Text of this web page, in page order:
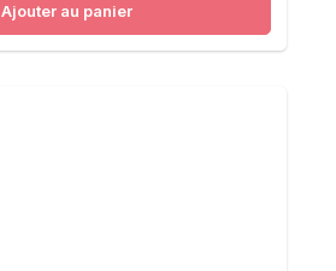
Ajouter au panier